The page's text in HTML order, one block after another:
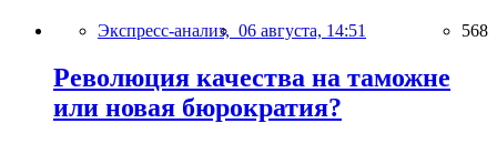
Экспресс-анализ, 06 августа, 14:51 568
Революция качества на таможне
или новая бюрократия?